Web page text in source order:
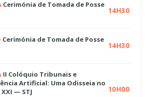
Cerimónia de Tomada de Posse
14H30
Cerimónia de Tomada de Posse
14H30
II Colóquio Tribunais e
Artificial: Uma Odisseia no
— STJ
10H00